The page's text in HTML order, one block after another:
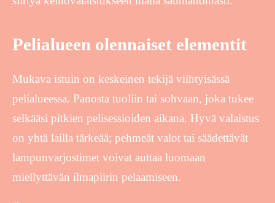
Pelialueen olennaiset elementit
Mukava istuin on keskeinen tekijä viihtyisässä
pelialueessa. Panosta tuoliin tai sohvaan, joka tukee
selkääsi pitkien pelisessioiden aikana. Hyvä valaistus
on yhtä lailla tärkeää; pehmeät valot tai säädettävät
lampunvarjostimet voivat auttaa luomaan
miellyttävän ilmapiirin pelaamiseen.